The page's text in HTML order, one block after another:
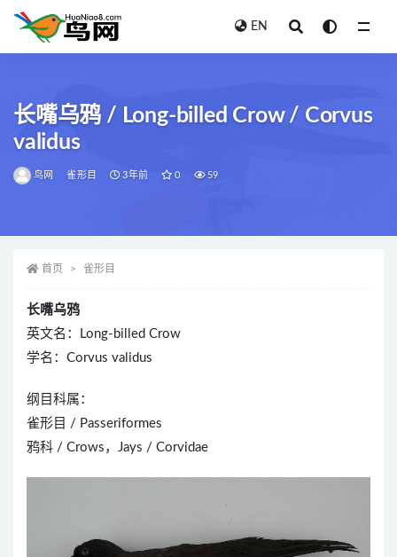
EN
长嘴乌鸦 / Long-billed Crow / Corvus
validus
鸟网 雀形目 3年前 0 59
首页 雀形目
长嘴乌鸦
英文名：Long-billed Crow
学名：Corvus validus
纲目科属：
雀形目 / Passeriformes
鸦科 / Crows，Jays / Corvidae